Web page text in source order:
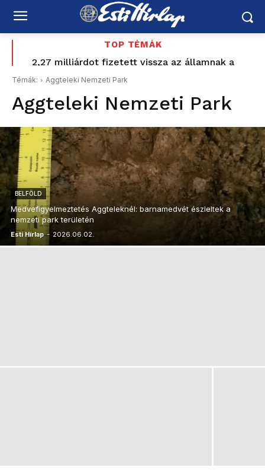
TOP TÉMÁK
2,27 milliárdot fizetett vissza az államnak a
Mészároshoz köthető magántőkealap – Vitézy
Baka Andrást jelöli köztársasági elnöknek a TISZA-
frakció
Témák: Aggteleki Nemzeti Park
Aggteleki Nemzeti Park
BELFÖLD
Medvefigyelmeztetés Aggteleknél: barnamedvét észleltek a
nemzeti park területén
Esti Hírlap - 2026.06.02.